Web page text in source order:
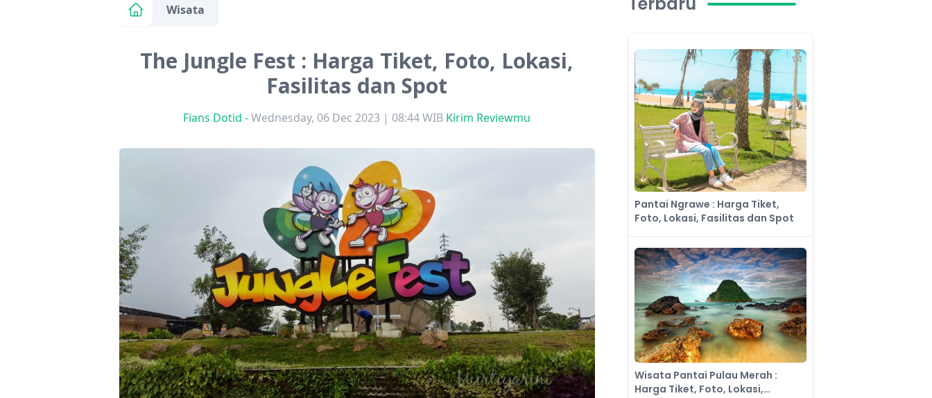
Wisata
The Jungle Fest : Harga Tiket, Foto, Lokasi,
Fasilitas dan Spot
Fians Dotid -Wednesday, 06 Dec 2023 | 08:44 WIB Kirim Reviewmu
Pantai Ngrawe : Harga Tiket,
Foto, Lokasi, Fasilitas dan Spot
Wisata Pantai Pulau Merah :
Harga Tiket, Foto, Lokasi,